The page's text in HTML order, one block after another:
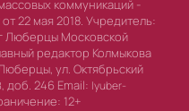
коммуникаций -
22 мая 2018. Учредитель:
Люберцы Московской
редактор Колмыкова
ул. Октябрьский
доб. 246 Email: lyuber-
12+